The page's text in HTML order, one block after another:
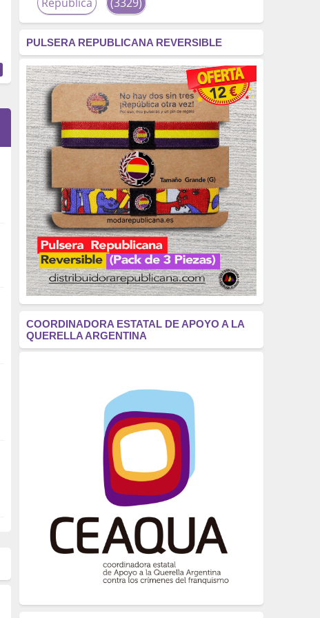
fascismo
(2677)
tardofranquismo
(2320)
Actualidad
(2319)
monarquía
(2253)
borbones
(2176)
Cultura
(2163)
Guerra
(1674)
genocidio
(1234)
mujer
(1070)
Eventos
(914)
Crímenes del franquismo
(721)
(699)
(607)
neofranquismo
(567)
Justicia Universal
Derechos Humanos
(522)
Nacionalcatolicismo
(514)
PULSERA REPUBLICANA REVERSIBLE
COORDINADORA ESTATAL DE APOYO A LA
QUERELLA ARGENTINA